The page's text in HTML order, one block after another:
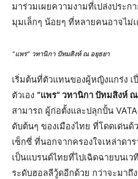
มาร่วมเผยความงามที่เปล่งประ
มุมเล็กๆ น้อยๆ ที่หลายคนอาจไม่
“แพร” วทานิกา ปัทมสิงห์ ณ อยุธยา
เริ่มต้นที่ตัวแทนของผู้หญิงแกร่ง
ตัวเอง “แพร” วทานิกา ปัทมสิงห์
สามารถ ผู้ก่อตั้งและปลุกปั้น
ดับต้นๆ ของเมืองไทย ที่โดดเด่น
เซ็กซี่ ที่นอกจากครองใจเหล่าดาร
เป็นแบรนด์ไทยที่ไปเฉิดฉายบนเ
ระดับฮอลลีวู้ดอีกด้วย กว่าจะมาถึ